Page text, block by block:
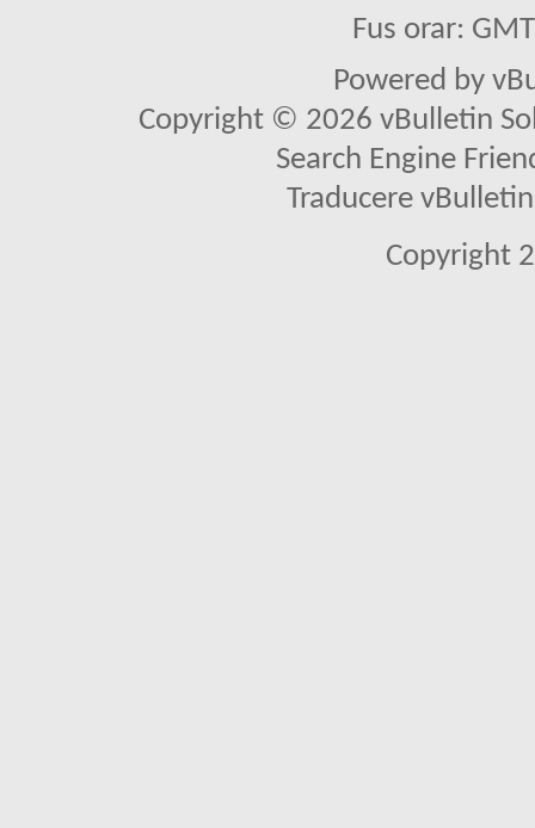
Fus orar:
Powered by
Copyright © 2026 vBulletin
Search Engine
Traducere
Copyright